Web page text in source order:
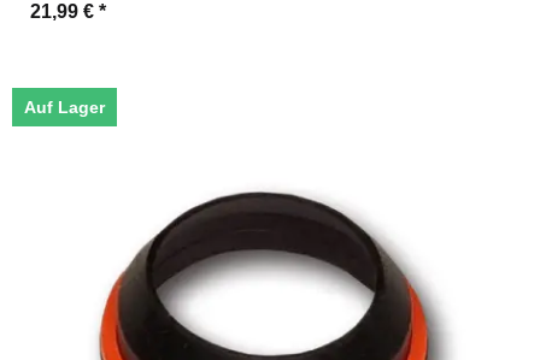
21,99 € *
Auf Lager